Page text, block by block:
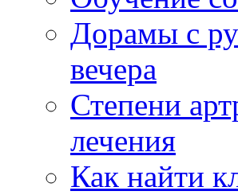
Дорамы с
вечера
Степени
лечения
Как найти